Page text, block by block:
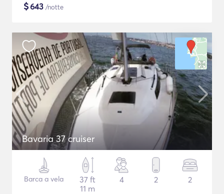
$643 /notte
Bavaria 37 cruiser
Barca a vela
37 ft
11 m
4 2 2